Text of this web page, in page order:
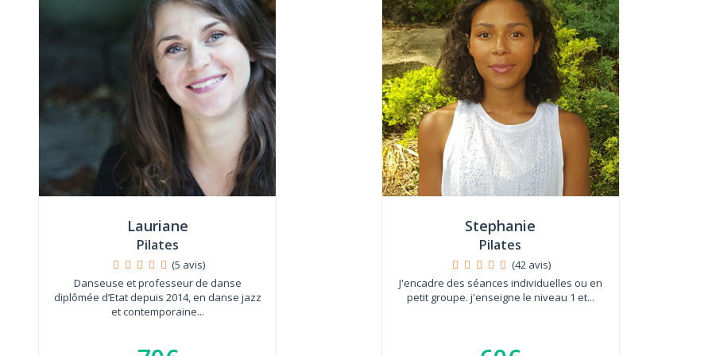
Lauriane
Pilates
(5 avis)
Danseuse et professeur de danse
diplômée d’Etat depuis 2014, en danse jazz
et contemporaine...
Stephanie
Pilates
(42 avis)
J'encadre des séances individuelles ou en
petit groupe. j'enseigne le niveau 1 et...